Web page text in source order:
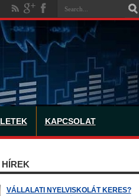
KAPCSOLAT
VÁLLALATI NYELVISKOLÁT KERES?